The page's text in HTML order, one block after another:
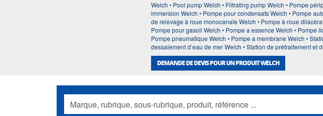
Welch • Pool pump Welch • Filtrating pump Welch • Pompe
immersion Welch • Pompe pour condensats Welch • Pompe
de relevage à roue monocanale Welch • Pompe à roue
Pompe pour gasoil Welch • Pompe a essence Welch • Pompe
Pompe pneumatique Welch • Pompe a membrane Welch •
dessalement d’eau de mer Welch • Station de prétraitement et
DEMANDE DE DEVIS POUR UN PRODUIT WELCH